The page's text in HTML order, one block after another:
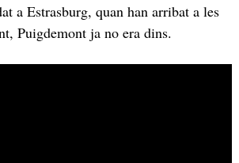
a Estrasburg, quan han arribat a les
Puigdemont ja no era dins.